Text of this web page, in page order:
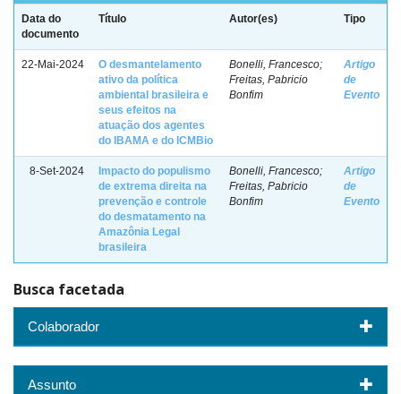
Data do
documento
Título Autor(es) Tipo
22-Mai-2024
O desmantelamento
ativo da política
ambiental brasileira e
seus efeitos na
atuação dos agentes
do IBAMA e do ICMBio
Bonelli, Francesco;
Freitas, Pabricio
Bonfim
Artigo
de
Evento
8-Set-2024
Impacto do populismo
de extrema direita na
prevenção e controle
do desmatamento na
Amazônia Legal
brasileira
Bonelli, Francesco;
Freitas, Pabricio
Bonfim
Artigo
de
Evento
Busca facetada
Colaborador
Assunto